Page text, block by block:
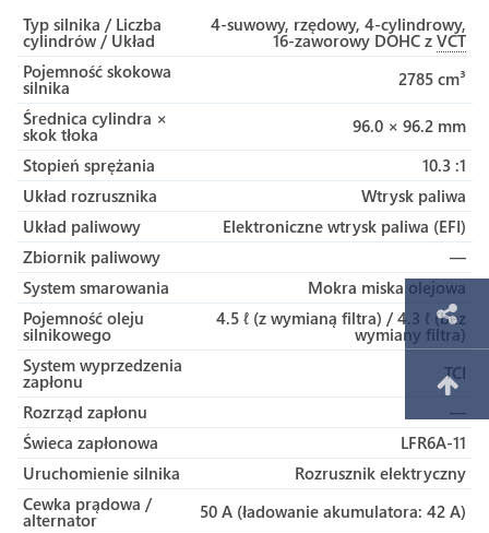
Typ silnika / Liczba
cylindrów / Układ
4-suwowy, rzędowy, 4-cylindrowy,
16-zaworowy DOHC z VCT
Pojemność skokowa
silnika
2785 cm³
Średnica cylindra ×
skok tłoka
96.0 × 96.2 mm
Stopień sprężania
10.3 :1
Układ rozrusznika
Wtrysk paliwa
Układ paliwowy
Elektroniczne wtrysk paliwa (EFI)
Zbiornik paliwowy
—
System smarowania
Mokra miska olejowa
Pojemność oleju
silnikowego
4.5 ℓ (z wymianą filtra) / 4.3 ℓ (bez
wymiany filtra)
System wyprzedzenia
zapłonu
TCI
Rozrząd zapłonu
—
Świeca zapłonowa
LFR6A-11
Uruchomienie silnika
Rozrusznik elektryczny
Cewka prądowa /
alternator 50 A (ładowanie akumulatora: 42 A)